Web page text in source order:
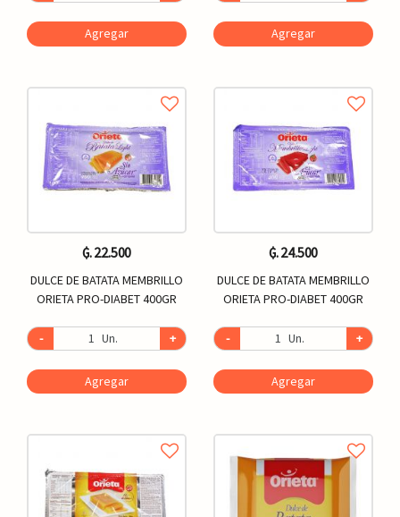
Agregar Agregar
₲. 22.500
DULCE DE BATATA MEMBRILLO
ORIETA PRO-DIABET 400GR
- Un. +
Agregar
₲. 24.500
DULCE DE BATATA MEMBRILLO
ORIETA PRO-DIABET 400GR
- Un. +
Agregar